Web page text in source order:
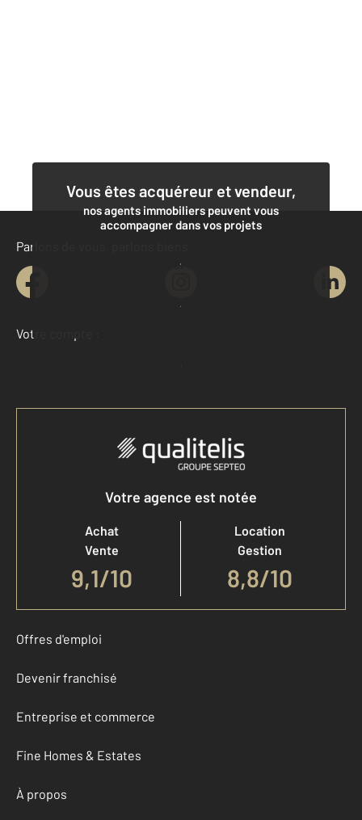
Vous êtes acquéreur et vendeur,
nos agents immobiliers peuvent vous
accompagner dans vos projets
Contacter l'agence
Demander une estimation
Parlons de vous, parlons biens
Votre compte :
Accéder à mon compte
Votre agence est notée
Achat
Vente
9,1/10
Location
Gestion
8,8/10
Offres d'emploi
Devenir franchisé
Entreprise et commerce
Fine Homes & Estates
À propos